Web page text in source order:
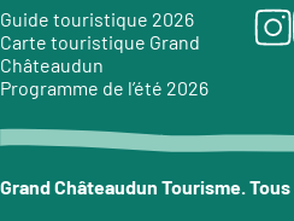
Guide touristique 2026
Carte touristique Grand
Châteaudun
Programme de l’été 2026
Grand Châteaudun Tourisme.